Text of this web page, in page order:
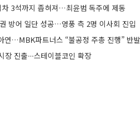
3석까지 좁혀져…최윤범 독주에 제동
방어 일단 성공…영풍 측 2명 이사회 진입
연…MBK파트너스 “불공정 주총 진행” 반발
진출∙∙∙스테이블코인 확장